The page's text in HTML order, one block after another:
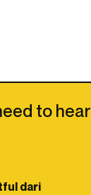
to hear
dari